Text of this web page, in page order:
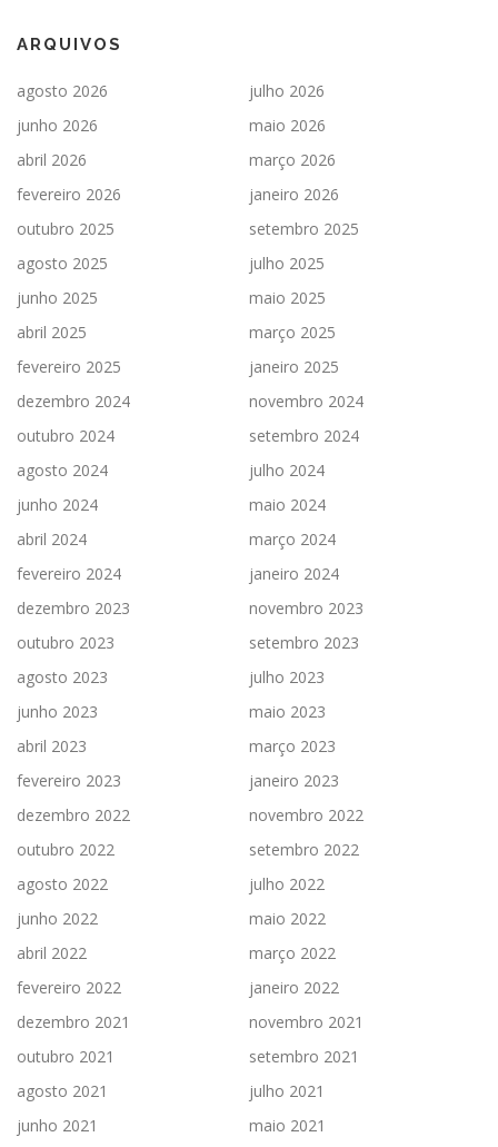
ARQUIVOS
agosto 2026
julho 2026
junho 2026
maio 2026
abril 2026
março 2026
fevereiro 2026
janeiro 2026
outubro 2025
setembro 2025
agosto 2025
julho 2025
junho 2025
maio 2025
abril 2025
março 2025
fevereiro 2025
janeiro 2025
dezembro 2024
novembro 2024
outubro 2024
setembro 2024
agosto 2024
julho 2024
junho 2024
maio 2024
abril 2024
março 2024
fevereiro 2024
janeiro 2024
dezembro 2023
novembro 2023
outubro 2023
setembro 2023
agosto 2023
julho 2023
junho 2023
maio 2023
abril 2023
março 2023
fevereiro 2023
janeiro 2023
dezembro 2022
novembro 2022
outubro 2022
setembro 2022
agosto 2022
julho 2022
junho 2022
maio 2022
abril 2022
março 2022
fevereiro 2022
janeiro 2022
dezembro 2021
novembro 2021
outubro 2021
setembro 2021
agosto 2021
julho 2021
junho 2021
maio 2021